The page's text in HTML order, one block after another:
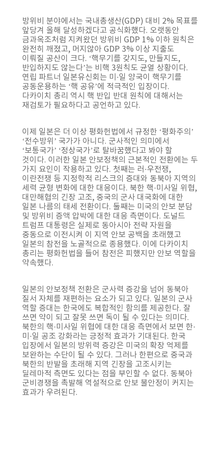
방위비 분야에서는 국내총생산(GDP) 대비 2% 목표를
앞당겨 올해 달성하겠다고 공식화했다. 오랫동안
금과옥조처럼 지켜왔던 방위비 GDP 1% 이하 원칙은
완전히 깨졌고, 머지않아 GDP 3% 이상 지출도
이뤄질 공산이 크다. ‘핵무기를 갖지도, 만들지도,
반입하지도 않는다’는 비핵 3원칙도 균열 상황이다.
연립 파트너 일본유신회는 미·일 양국이 핵무기를
공동운용하는 ‘핵 공유’에 적극적인 입장이다.
다카이치 총리 역시 핵 반입 반대 원칙에 대해서는
재검토가 필요하다고 공언하고 있다.
이제 일본은 더 이상 평화헌법에서 규정한 ‘평화주의’
‘전수방위’ 국가가 아니다. 군사적인 의미에서
‘보통국가’ ‘정상국가’로 탈바꿈했다고 봐야 할
것이다. 이러한 일본 안보정책의 근본적인 전환에는 두
가지 요인이 작용하고 있다. 첫째는 러·우전쟁,
이란전쟁 등 지정학적 리스크의 증대와 동북아 지역의
세력 균형 변화에 대한 대응이다. 북한 핵·미사일 위협,
대만해협의 긴장 고조, 중국의 군사 대국화에 대한
일본 나름의 태세 전환이다. 둘째는 미국의 안보 분담
및 방위비 증액 압박에 대한 대응 측면이다. 도널드
트럼프 대통령은 실제로 동아시아 전략 자원을
중동으로 이전시켜 이 지역 안보 공백을 초래했고
일본의 참전을 노골적으로 종용했다. 이에 다카이치
총리는 평화헌법을 들어 참전은 피했지만 안보 역할을
약속했다.
일본의 안보정책 전환은 군사력 증강을 넘어 동북아
질서 자체를 재편하는 요소가 되고 있다. 일본의 군사
역할 증대는 한국에도 복합적인 함의를 제공한다. 잘
쓰면 약이 되고 잘못 쓰면 독이 될 수 있다는 의미다.
북한의 핵·미사일 위협에 대한 대응 측면에서 보면 한·
미·일 공조 강화라는 긍정적 효과가 기대된다. 한국
입장에서 일본의 방위력 증강은 미국의 확장 억제를
보완하는 수단이 될 수 있다. 그러나 한편으로 중국과
북한의 반발을 초래해 지역 긴장을 고조시키는
딜레마적 측면도 있다는 점을 부인할 수 없다. 동북아
군비경쟁을 촉발해 역설적으로 안보 불안정이 커지는
효과가 우려된다.